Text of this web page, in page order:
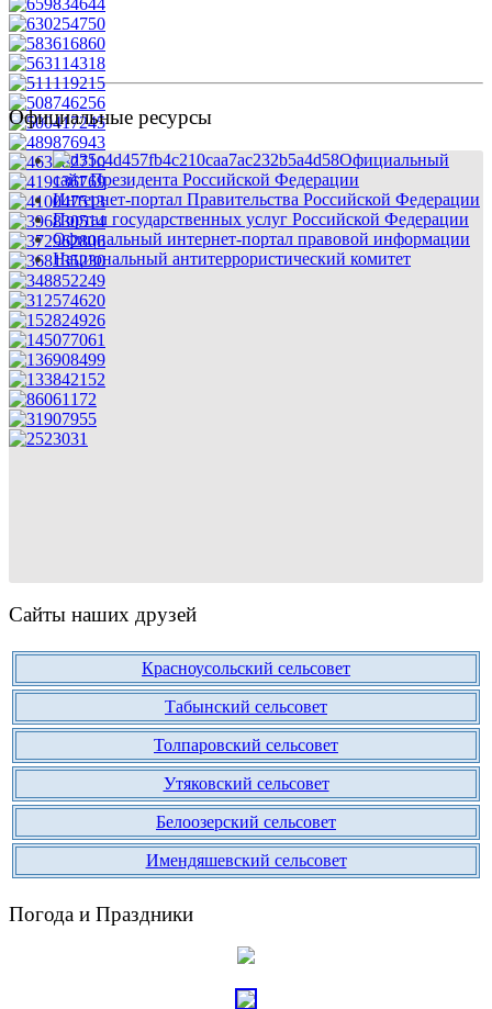
Официальные ресурсы
Официальный
сайт Президента Российской Федерации
Интернет-портал Правительства Российской Федерации
Портал государственных услуг Российской Федерации
Официальный интернет-портал правовой информации
Национальный антитеррористический комитет
Сайты наших друзей
Красноусольский сельсовет
Табынский сельсовет
Толпаровский сельсовет
Утяковский сельсовет
Белоозерский сельсовет
Имендяшевский сельсовет
Погода и Праздники